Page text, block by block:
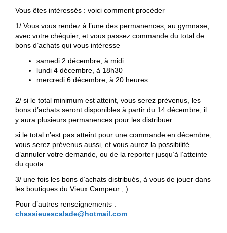
Vous êtes intéressés : voici comment procéder
1/ Vous vous rendez à l’une des permanences, au gymnase,
avec votre chéquier, et vous passez commande du total de
bons d’achats qui vous intéresse
samedi 2 décembre, à midi
lundi 4 décembre, à 18h30
mercredi 6 décembre, à 20 heures
2/ si le total minimum est atteint, vous serez prévenus, les
bons d’achats seront disponibles à partir du 14 décembre, il
y aura plusieurs permanences pour les distribuer.
si le total n’est pas atteint pour une commande en décembre,
vous serez prévenus aussi, et vous aurez la possibilité
d’annuler votre demande, ou de la reporter jusqu’à l’atteinte
du quota.
3/ une fois les bons d’achats distribués, à vous de jouer dans
les boutiques du Vieux Campeur ; )
Pour d’autres renseignements :
chassieuescalade@hotmail.com